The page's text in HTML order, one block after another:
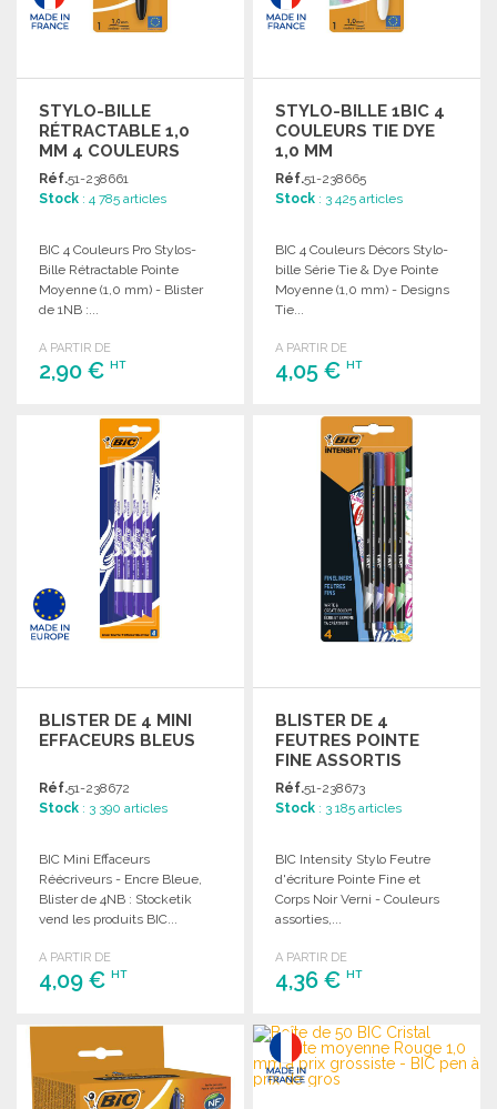
STYLO-BILLE
RÉTRACTABLE 1,0
MM 4 COULEURS
Réf.51-238661
Stock : 4 785 articles
BIC 4 Couleurs Pro Stylos-
Bille Rétractable Pointe
Moyenne (1,0 mm) - Blister
de 1NB :...
A PARTIR DE
2,90 € HT
COMMANDER
Demander un devis
STYLO-BILLE 1BIC 4
COULEURS TIE DYE
1,0 MM
Réf.51-238665
Stock : 3 425 articles
BIC 4 Couleurs Décors Stylo-
bille Série Tie & Dye Pointe
Moyenne (1,0 mm) - Designs
Tie...
A PARTIR DE
4,05 €HT
COMMANDER
Demander un devis
BLISTER DE 4 MINI
EFFACEURS BLEUS
Réf.51-238672
Stock : 3 390 articles
BIC Mini Effaceurs
Réécriveurs - Encre Bleue,
Blister de 4NB : Stocketik
vend les produits BIC...
A PARTIR DE
4,09 € HT
COMMANDER
Demander un devis
BLISTER DE 4
FEUTRES POINTE
FINE ASSORTIS
Réf.51-238673
Stock : 3 185 articles
BIC Intensity Stylo Feutre
d'écriture Pointe Fine et
Corps Noir Verni - Couleurs
assorties,...
A PARTIR DE
4,36 €HT
COMMANDER
Demander un devis